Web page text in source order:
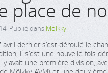
place de
. Publié dans Molkky
dernier s’est déroulé le
il s’est une nouvelle fois
y avait une première division,